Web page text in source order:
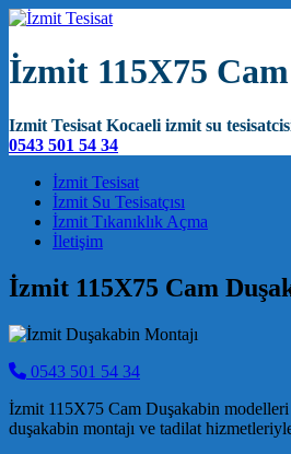
İzmit 115X75
Izmit Tesisat Kocaeli izmit su
0543 501 54 34
Main Navigation
İzmit Tesisat
İzmit Su Tesisatçısı
İzmit Tıkanıklık Açma
İletişim
İzmit 115X75 Cam
0543 501 54 34
İzmit 115X75 Cam Duşakabin modelleri
duşakabin montajı ve tadilat